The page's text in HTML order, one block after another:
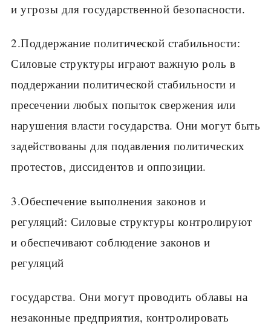
и угрозы для государственной безопасности.
2.Поддержание политической стабильности:
Силовые структуры играют важную роль в
поддержании политической стабильности и
пресечении любых попыток свержения или
нарушения власти государства. Они могут быть
задействованы для подавления политических
протестов, диссидентов и оппозиции.
3.Обеспечение выполнения законов и
регуляций: Силовые структуры контролируют
и обеспечивают соблюдение законов и
регуляций
государства. Они могут проводить облавы на
незаконные предприятия, контролировать